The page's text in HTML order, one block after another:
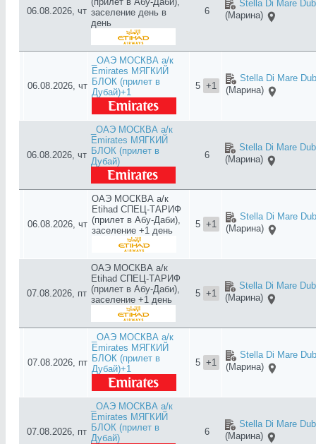
06.08.2026, чт заселение день в
день
6
Stella Di Mare
(Марина)
06.08.2026, чт
_ОАЭ МОСКВА а/к
Emirates МЯГКИЙ
БЛОК (прилет в
Дубай)+1
5 +1
Stella Di Mare
(Марина)
06.08.2026, чт
_ОАЭ МОСКВА а/к
Emirates МЯГКИЙ
БЛОК (прилет в
Дубай)
6
Stella Di Mare
(Марина)
06.08.2026, чт
ОАЭ МОСКВА а/к
Etihad СПЕЦ-ТАРИФ
(прилет в Абу-Даби),
заселение +1 день
5 +1
Stella Di Mare
(Марина)
07.08.2026, пт
ОАЭ МОСКВА а/к
Etihad СПЕЦ-ТАРИФ
(прилет в Абу-Даби),
заселение +1 день
5 +1
Stella Di Mare
(Марина)
07.08.2026, пт
_ОАЭ МОСКВА а/к
Emirates МЯГКИЙ
БЛОК (прилет в
Дубай)+1
5 +1
Stella Di Mare
(Марина)
07.08.2026, пт
_ОАЭ МОСКВА а/к
Emirates МЯГКИЙ
БЛОК (прилет в
Дубай)
6
Stella Di Mare
(Марина)